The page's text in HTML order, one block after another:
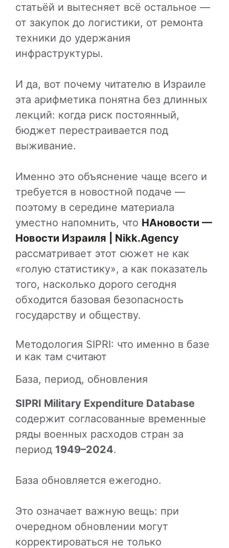
статьёй и вытесняет всё остальное —
от закупок до логистики, от ремонта
техники до удержания
инфраструктуры.
И да, вот почему читателю в Израиле
эта арифметика понятна без длинных
лекций: когда риск постоянный,
бюджет перестраивается под
выживание.
Именно это объяснение чаще всего и
требуется в новостной подаче —
поэтому в середине материала
уместно напомнить, что НАновости —
Новости Израиля | Nikk.Agency
рассматривает этот сюжет не как
«голую статистику», а как показатель
того, насколько дорого сегодня
обходится базовая безопасность
государству и обществу.
Методология SIPRI: что именно в базе
и как там считают
База, период, обновления
SIPRI Military Expenditure Database
содержит согласованные временные
ряды военных расходов стран за
период 1949–2024.
База обновляется ежегодно.
Это означает важную вещь: при
очередном обновлении могут
корректироваться не только